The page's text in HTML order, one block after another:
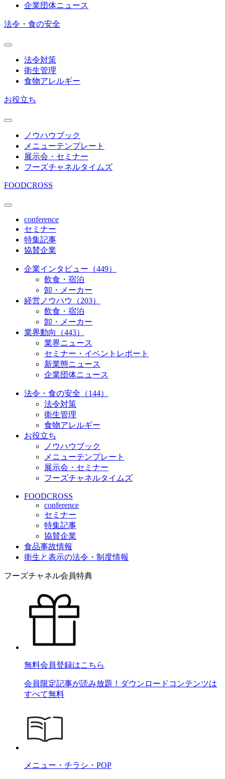
企業団体ニュース
法令・食の安全
法令対策
衛生管理
食物アレルギー
お役立ち
ノウハウブック
メニューテンプレート
展示会・セミナー
フーズチャネルタイムズ
FOODCROSS
conference
セミナー
特集記事
協賛企業
企業インタビュー（449）
飲食・宿泊
卸・メーカー
経営ノウハウ（203）
飲食・宿泊
卸・メーカー
業界動向（443）
業界ニュース
セミナー・イベントレポート
新業態ニュース
企業団体ニュース
法令・食の安全（144）
法令対策
衛生管理
食物アレルギー
お役立ち
ノウハウブック
メニューテンプレート
展示会・セミナー
フーズチャネルタイムズ
FOODCROSS
conference
セミナー
特集記事
協賛企業
食品事故情報
衛生と表示の法令・制度情報
フーズチャネル会員特典
無料会員登録はこちら
会員限定記事が読み放題！ダウンロードコンテンツは
すべて無料
メニュー・チラシ・POP